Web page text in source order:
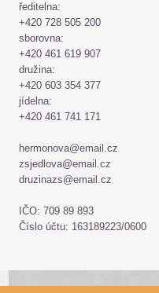
ředitelna:
+420 728 505 200
sborovna:
+420 461 619 907
družina:
+420 603 354 377
jídelna:
+420 461 741 171
hermonova@email.cz
zsjedlova@email.cz
druzinazs@email.cz
IČO: 709 89 893
Číslo účtu: 163189223/0600